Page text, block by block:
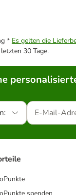
* Es gelten die
30 Tage.